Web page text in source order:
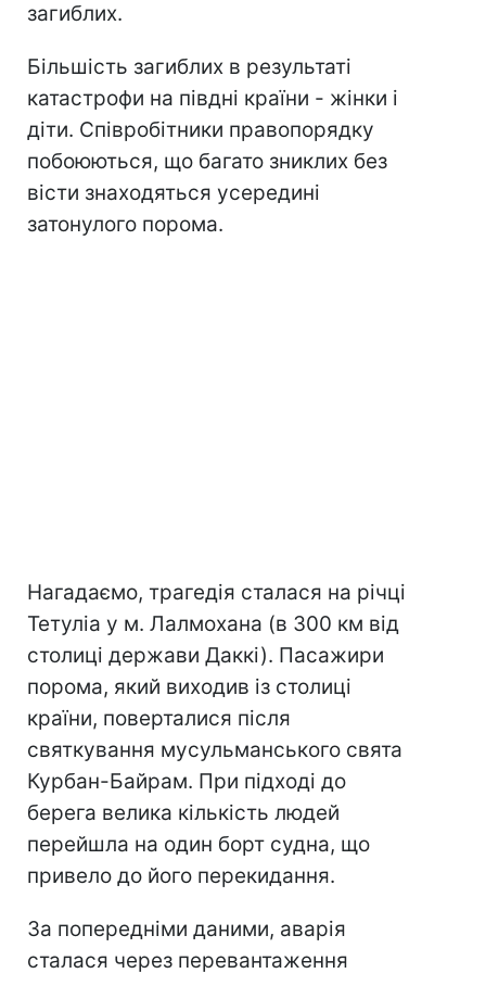
загиблих.
Більшість загиблих в результаті
катастрофи на півдні країни - жінки і
діти. Співробітники правопорядку
побоюються, що багато зниклих без
вісти знаходяться усередині
затонулого порома.
Нагадаємо, трагедія сталася на річці
Тетуліа у м. Лалмохана (в 300 км від
столиці держави Даккі). Пасажири
порома, який виходив із столиці
країни, поверталися після
святкування мусульманського свята
Курбан-Байрам. При підході до
берега велика кількість людей
перейшла на один борт судна, що
привело до його перекидання.
За попередніми даними, аварія
сталася через перевантаження